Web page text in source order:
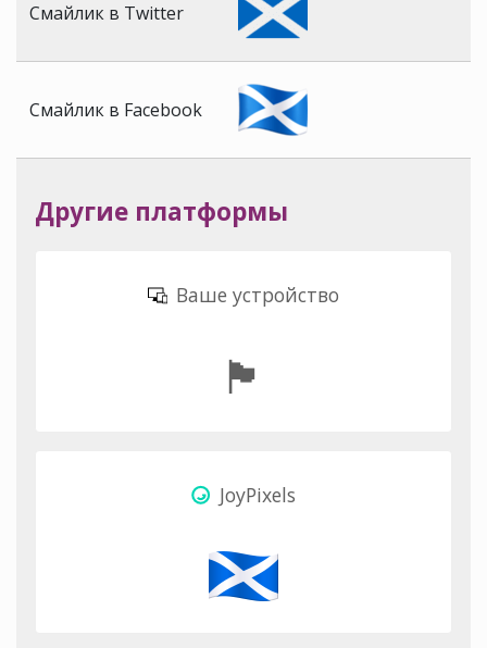
Смайлик в Twitter
Смайлик в Facebook
Другие платформы
Ваше устройство
🏴󠁧󠁢󠁳󠁣󠁴󠁿
JoyPixels